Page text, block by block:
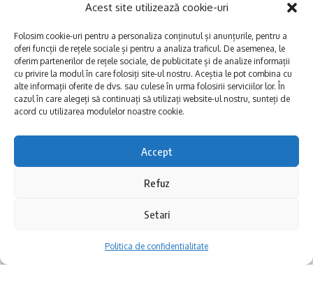
Acest site utilizează cookie-uri
Folosim cookie-uri pentru a personaliza conținutul și anunțurile, pentru a
oferi funcții de rețele sociale și pentru a analiza traficul. De asemenea, le
oferim partenerilor de rețele sociale, de publicitate și de analize informații
cu privire la modul în care folosiți site-ul nostru. Aceștia le pot combina cu
alte informații oferite de dvs. sau culese în urma folosirii serviciilor lor. În
cazul în care alegeți să continuați să utilizați website-ul nostru, sunteți de
acord cu utilizarea modulelor noastre cookie.
Accept
Refuz
Setari
Politica de confidentialitate
E xplorăm Dobrogea,
Explorăm valorile locale:
Deltă, Litoral, cele mai mari
lacuri, cele mai vechi orașe,
multe etnii, CELE MAI
Afaceri și meșteșuguri
Actualitate
La Drum cu Ada